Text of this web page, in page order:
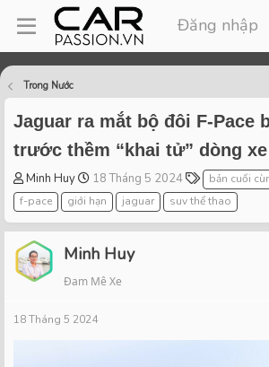
Đăng nhập
Trong Nước
Jaguar ra mắt bộ đôi F-Pace
trước thềm “khai tử” dòng xe
T
h
r
e
a
d
s
a
Minh Huy
S
t
a
r
t
a
e
18 Tháng 5 2024
T
a
g
s
bản cuối
f-pace
giới hạn jaguar suv thể thao
Minh Huy
Đam Mê Xe
18 Tháng 5 2024